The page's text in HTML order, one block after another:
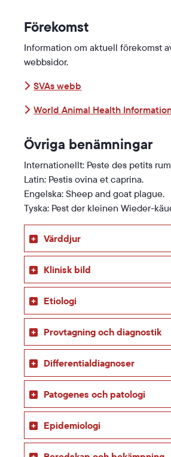
Förekomst
Information om aktuell förekomst
webbsidor.
SVAs webb
World Animal Health
Övriga benämningar
Internationellt: Peste des petits
Latin: Pestis ovina et caprina.
Engelska: Sheep and goat plague.
Tyska: Pest der kleinen Wieder-
Värddjur
Klinisk bild
Etiologi
Provtagning och diagnostik
Differentialdiagnoser
Patogenes och patologi
Epidemiologi